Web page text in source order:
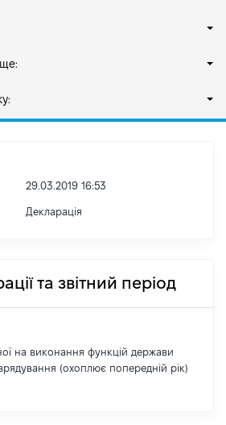
29.03.2019 16:53
Декларація
та звітний період
на виконання функцій держави
(охоплює попередній рік)